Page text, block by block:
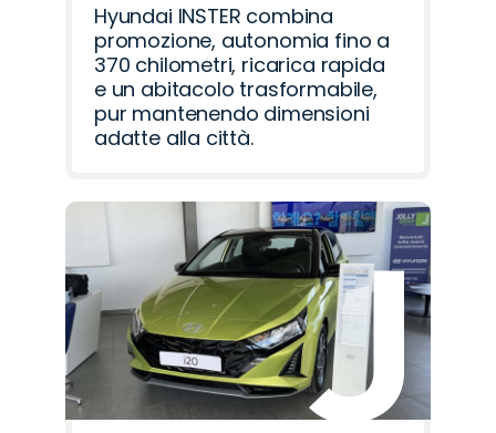
Hyundai INSTER combina
promozione, autonomia fino a
370 chilometri, ricarica rapida
e un abitacolo trasformabile,
pur mantenendo dimensioni
adatte alla città.